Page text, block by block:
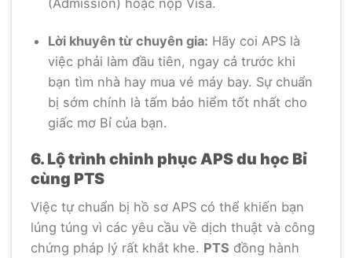
(Admission) hoặc nộp Visa.
Lời khuyên từ chuyên gia: Hãy coi APS là
việc phải làm đầu tiên, ngay cả trước khi
bạn tìm nhà hay mua vé máy bay. Sự chuẩn
bị sớm chính là tấm bảo hiểm tốt nhất cho
giấc mơ Bỉ của bạn.
6. Lộ trình chinh phục APS du học Bỉ
cùng PTS
Việc tự chuẩn bị hồ sơ APS có thể khiến bạn
lúng túng vì các yêu cầu về dịch thuật và công
chứng pháp lý rất khắt khe. PTS đồng hành